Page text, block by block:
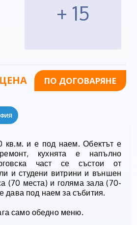
+ 15
ЦЕНА ПО ДОГОВАРЯНЕ
кв.м. и е под наем. Обектът е
кухнята е напълно
част се състои от
и студени витрини и външен
(70 места) и голяма зала (70-
дава под наем за събития.
само обедно меню.